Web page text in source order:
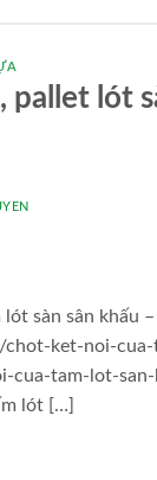
lót
sàn sân khấu
chot-ket-noi-
cua-tam-lot-
lót […]